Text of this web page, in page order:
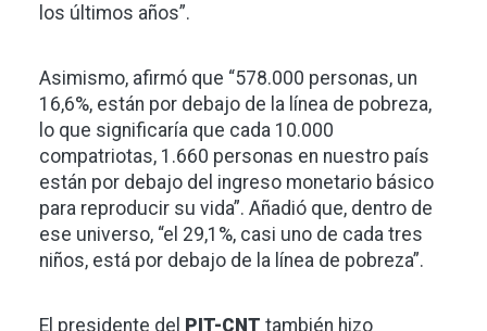
los últimos años”.
Asimismo, afirmó que “578.000 personas, un
16,6%, están por debajo de la línea de pobreza,
lo que significaría que cada 10.000
compatriotas, 1.660 personas en nuestro país
están por debajo del ingreso monetario básico
para reproducir su vida”. Añadió que, dentro de
ese universo, “el 29,1%, casi uno de cada tres
niños, está por debajo de la línea de pobreza”.
El presidente del PIT-CNT también hizo